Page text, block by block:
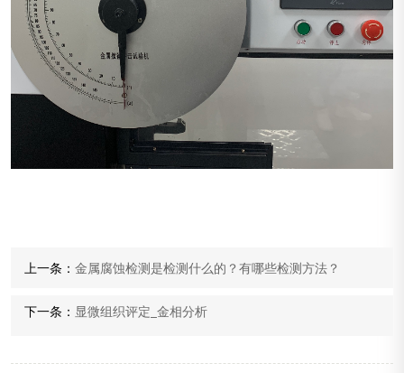
上一条： 金属腐蚀检测是检测什么的？有哪些检测方法？
下一条： 显微组织评定_金相分析